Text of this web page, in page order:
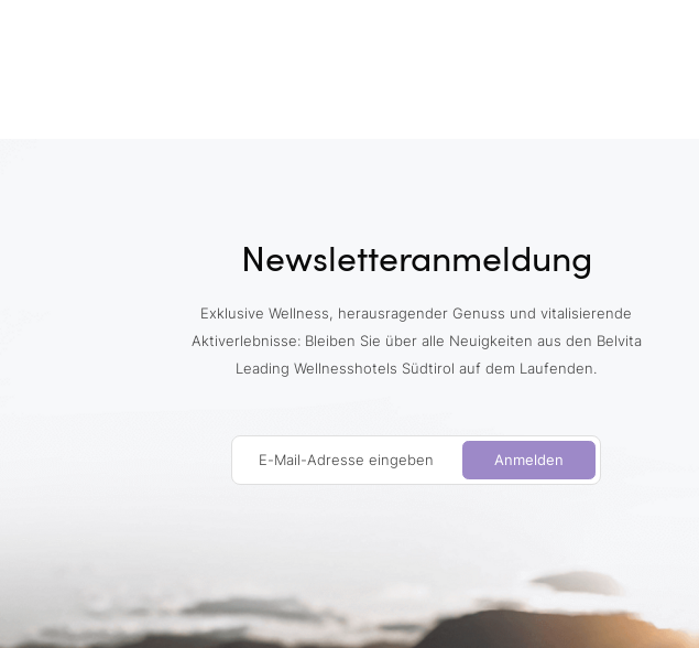
Newsletteranmeldung
Exklusive Wellness, herausragender Genuss und vitalisierende
Aktiverlebnisse: Bleiben Sie über alle Neuigkeiten aus den Belvita
Leading Wellnesshotels Südtirol auf dem Laufenden.
E-Mail-Adresse eingeben Anmelden